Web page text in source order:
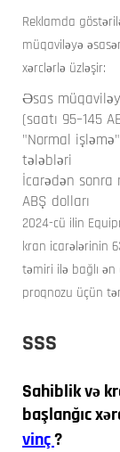
Reklamda
müqaviləyə
xərclərlə üzləşir:
Əsas
(saatı 95–145
"Normal
tələbləri
İcarədən
ABŞ dolları
2024-cü ilin
kran icarələrinin
təmiri ilə bağlı ən
proqnozu üçün
SSS
Sahiblik və
başlanğıc
vinç?